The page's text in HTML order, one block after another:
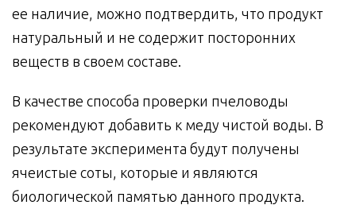
ее наличие, можно подтвердить, что продукт
натуральный и не содержит посторонних
веществ в своем составе.
В качестве способа проверки пчеловоды
рекомендуют добавить к меду чистой воды. В
результате эксперимента будут получены
ячеистые соты, которые и являются
биологической памятью данного продукта.